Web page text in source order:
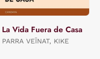
La Vida Fuera de Casa
PARRA VEÏNAT, KIKE